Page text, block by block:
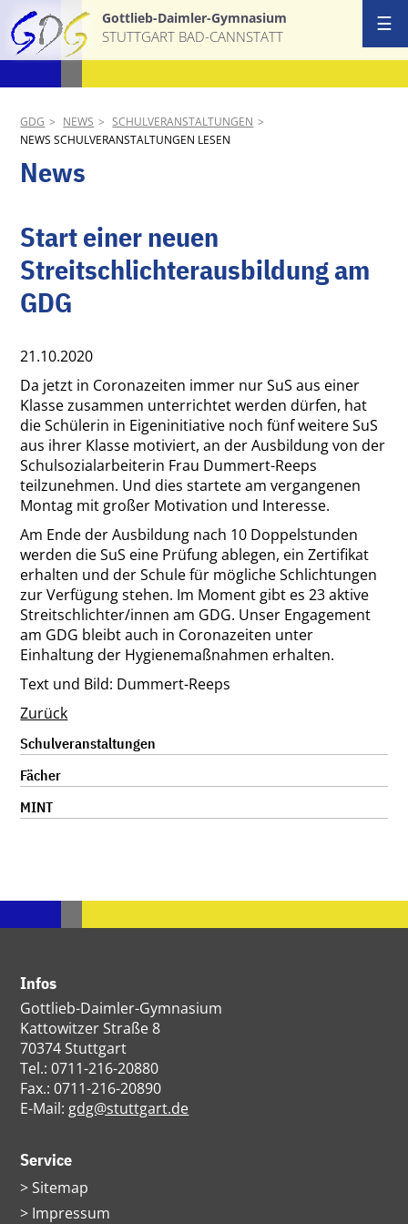
Gottlieb-Daimler-Gymnasium
STUTTGART BAD-CANNSTATT
GDG NEWS
SCHULVERANSTALTUNGEN
NEWS SCHULVERANSTALTUNGEN LESEN
News
Start einer neuen
Streitschlichterausbildung am
GDG
21.10.2020
Da jetzt in Coronazeiten immer nur SuS aus einer
Klasse zusammen unterrichtet werden dürfen, hat
die Schülerin in Eigeninitiative noch fünf weitere SuS
aus ihrer Klasse motiviert, an der Ausbildung von der
Schulsozialarbeiterin Frau Dummert-Reeps
teilzunehmen. Und dies startete am vergangenen
Montag mit großer Motivation und Interesse.
Am Ende der Ausbildung nach 10 Doppelstunden
werden die SuS eine Prüfung ablegen, ein Zertifikat
erhalten und der Schule für mögliche Schlichtungen
zur Verfügung stehen. Im Moment gibt es 23 aktive
Streitschlichter/innen am GDG. Unser Engagement
am GDG bleibt auch in Coronazeiten unter
Einhaltung der Hygienemaßnahmen erhalten.
Text und Bild: Dummert-Reeps
Zurück
Navigation
überspringen
Schulveranstaltungen
Fächer
MINT
☰
Infos
Gottlieb-Daimler-Gymnasium
Kattowitzer Straße 8
70374 Stuttgart
Tel.: 0711-216-20880
Fax.: 0711-216-20890
E-Mail: gdg@stuttgart.de
Service
Navigation
überspringen
Sitemap
Impressum
Download